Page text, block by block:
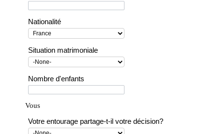
Nationalité
Situation matrimoniale
Nombre d'enfants
Vous
Votre entourage partage-t-il votre décision?